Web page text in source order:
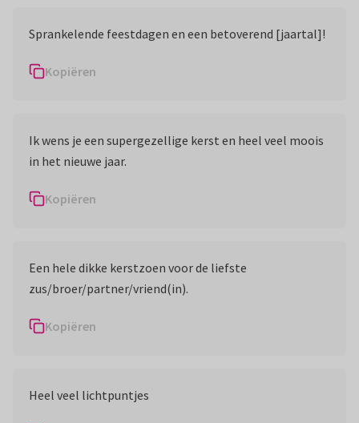
Sprankelende feestdagen en een betoverend [jaartal]!
Kopiëren
Ik wens je een supergezellige kerst en heel veel moois
in het nieuwe jaar.
Kopiëren
Een hele dikke kerstzoen voor de liefste
zus/broer/partner/vriend(in).
Kopiëren
Heel veel lichtpuntjes